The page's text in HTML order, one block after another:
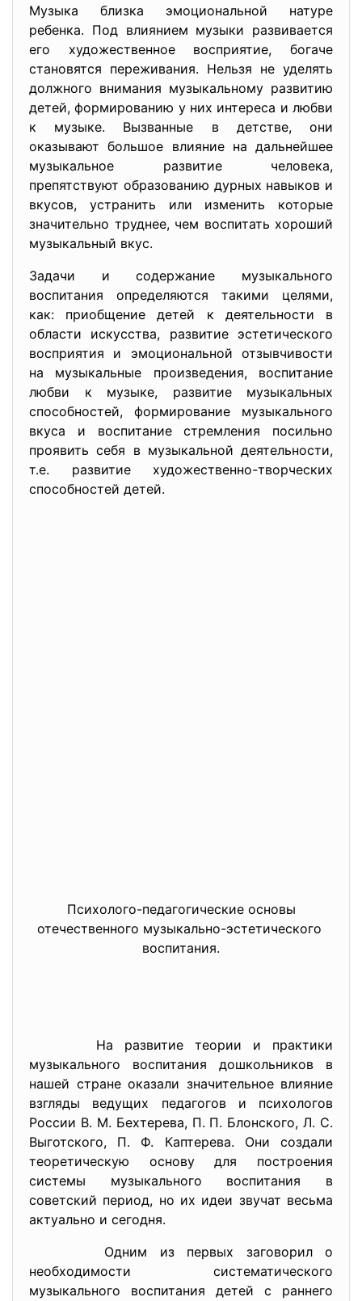
Музыка близка эмоциональной натуре
ребенка. Под влиянием музыки развивается
его художественное восприятие, богаче
становятся переживания. Нельзя не уделять
должного внимания музыкальному развитию
детей, формированию у них интереса и любви
к музыке. Вызванные в детстве, они
оказывают большое влияние на дальнейшее
музыкальное развитие человека,
препятствуют образованию дурных навыков и
вкусов, устранить или изменить которые
значительно труднее, чем воспитать хороший
музыкальный вкус.
Задачи и содержание музыкального
воспитания определяются такими целями,
как: приобщение детей к деятельности в
области искусства, развитие эстетического
восприятия и эмоциональной отзывчивости
на музыкальные произведения, воспитание
любви к музыке, развитие музыкальных
способностей, формирование музыкального
вкуса и воспитание стремления посильно
проявить себя в музыкальной деятельности,
т.е. развитие художественно-творческих
способностей детей.
Психолого-педагогические основы
отечественного музыкально-эстетического
воспитания.
На развитие теории и практики
музыкального воспитания дошкольников в
нашей стране оказали значительное влияние
взгляды ведущих педагогов и психологов
России В. М. Бехтерева, П. П. Блонского, Л. С.
Выготского, П. Ф. Каптерева. Они создали
теоретическую основу для построения
системы музыкального воспитания в
советский период, но их идеи звучат весьма
актуально и сегодня.
Одним из первых заговорил о
необходимости систематического
музыкального воспитания детей с раннего